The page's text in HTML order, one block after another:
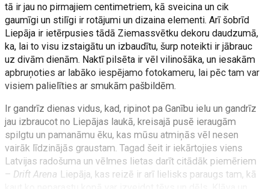
tā ir jau no pirmajiem centimetriem, kā sveicina un cik
gaumīgi un stilīgi ir rotājumi un dizaina elementi. Arī šobrīd
Liepāja ir ietērpusies tādā Ziemassvētku dekoru daudzumā,
ka, lai to visu izstaigātu un izbaudītu, šurp noteikti ir jābrauc
uz divām dienām. Naktī pilsēta ir vēl vilinošāka, un iesakām
apbruņoties ar labāko iespējamo fotokameru, lai pēc tam var
visiem palielīties ar smukām pašbildēm.
Ir gandrīz dienas vidus, kad, ripinot pa Ganību ielu un gandrīz
jau izbraucot no Liepājas laukā, kreisajā pusē ieraugām
spilgtu un pamanāmu ēku, kas mūsu atmiņās vēl nesen
vairāk līdzinājās graustam. Tagad šeit ir iekārtojies viens
Latvijas radošuma un vēlmes lietas darīt citādāk piemēriem
– Drift Arena Liepāja, kas reizē ir arī lielisks paraugs tam, kā